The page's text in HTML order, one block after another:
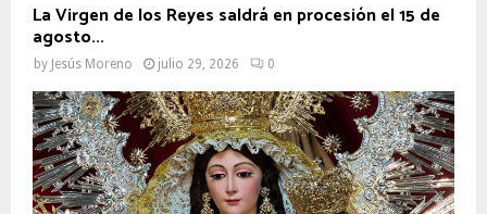
La Virgen de los Reyes saldrá en procesión el 15 de
agosto...
by Jesús Moreno julio 29, 2026 0